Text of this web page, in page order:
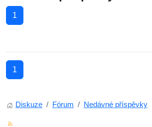
1
1
Diskuze Fórum Nedávné příspěvky